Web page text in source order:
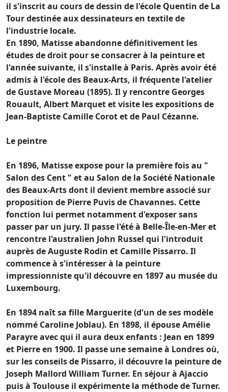
il s'inscrit au cours de dessin de l'école Quentin de La
Tour destinée aux dessinateurs en textile de
l'industrie locale.
En 1890, Matisse abandonne définitivement les
études de droit pour se consacrer à la peinture et
l'année suivante, il s'installe à Paris. Après avoir été
admis à l'école des Beaux-Arts, il fréquente l'atelier
de Gustave Moreau (1895). Il y rencontre Georges
Rouault, Albert Marquet et visite les expositions de
Jean-Baptiste Camille Corot et de Paul Cézanne.
Le peintre
En 1896, Matisse expose pour la première fois au "
Salon des Cent " et au Salon de la Société Nationale
des Beaux-Arts dont il devient membre associé sur
proposition de Pierre Puvis de Chavannes. Cette
fonction lui permet notamment d'exposer sans
passer par un jury. Il passe l'été à Belle-Île-en-Mer et
rencontre l'australien John Russel qui l'introduit
auprès de Auguste Rodin et Camille Pissarro. Il
commence à s'intéresser à la peinture
impressionniste qu'il découvre en 1897 au musée du
Luxembourg.
En 1894 naît sa fille Marguerite (d'un de ses modèle
nommé Caroline Joblau). En 1898, il épouse Amélie
Parayre avec qui il aura deux enfants : Jean en 1899
et Pierre en 1900. Il passe une semaine à Londres où,
sur les conseils de Pissarro, il découvre la peinture de
Joseph Mallord William Turner. En séjour à Ajaccio
puis à Toulouse il expérimente la méthode de Turner.